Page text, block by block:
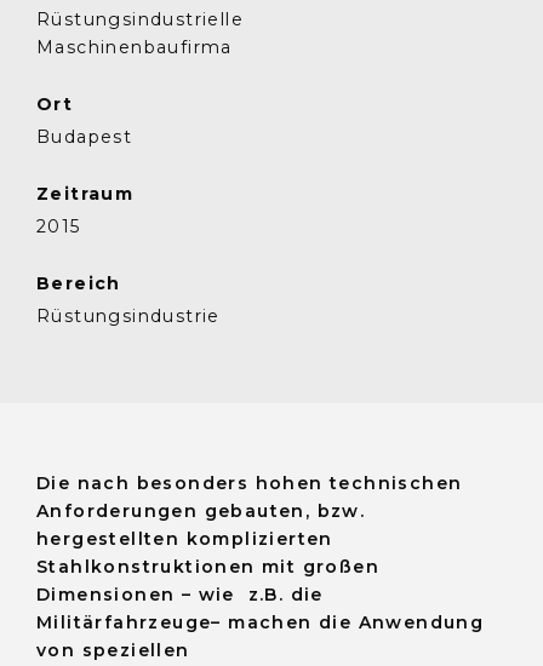
Rüstungsindustrielle
Maschinenbaufirma
Ort
Budapest
Zeitraum
2015
Bereich
Rüstungsindustrie
Die nach besonders hohen technischen
Anforderungen gebauten, bzw.
hergestellten komplizierten
Stahlkonstruktionen mit großen
Dimensionen – wie z.B. die
Militärfahrzeuge– machen die Anwendung
von speziellen